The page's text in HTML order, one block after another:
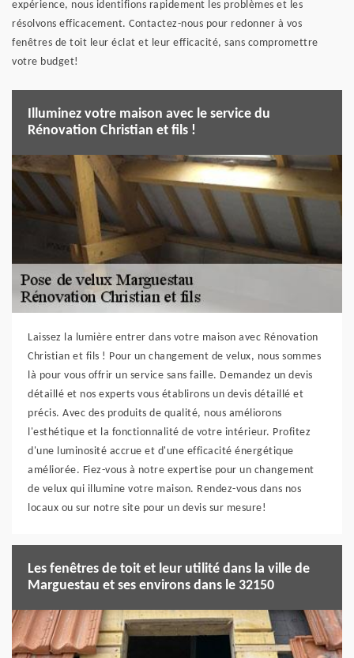
expérience, nous identifions rapidement les problèmes et les
résolvons efficacement. Contactez-nous pour redonner à vos
fenêtres de toit leur éclat et leur efficacité, sans compromettre
votre budget!
Illuminez votre maison avec le service du
Rénovation Christian et fils !
Laissez la lumière entrer dans votre maison avec Rénovation
Christian et fils ! Pour un changement de velux, nous sommes
là pour vous offrir un service sans faille. Demandez un devis
détaillé et nos experts vous établirons un devis détaillé et
précis. Avec des produits de qualité, nous améliorons
l'esthétique et la fonctionnalité de votre intérieur. Profitez
d'une luminosité accrue et d'une efficacité énergétique
améliorée. Fiez-vous à notre expertise pour un changement
de velux qui illumine votre maison. Rendez-vous dans nos
locaux ou sur notre site pour un devis sur mesure!
Les fenêtres de toit et leur utilité dans la ville de
Marguestau et ses environs dans le 32150